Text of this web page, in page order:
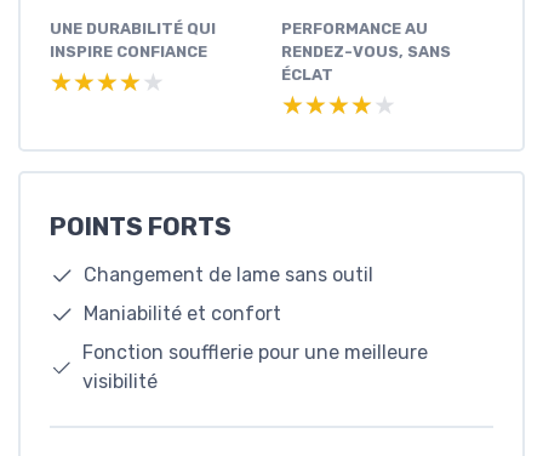
UNE DURABILITÉ QUI
INSPIRE CONFIANCE
★★★★★
★★★★★
PERFORMANCE AU
RENDEZ-VOUS, SANS
ÉCLAT
★★★★★
★★★★★
POINTS FORTS
Changement de lame sans outil
Maniabilité et confort
Fonction soufflerie pour une meilleure
visibilité